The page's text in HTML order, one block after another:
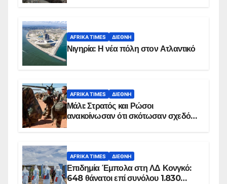
AFRIKA TIMES ΔΙΕΘΝΉ
Νιγηρία: Η νέα πόλη στον Ατλαντικό
AFRIKA TIMES ΔΙΕΘΝΉ
Μάλι: Στρατός και Ρώσοι
ανακοίνωσαν ότι σκότωσαν σχεδόν
AFRIKA TIMES ΔΙΕΘΝΉ
Επιδημία Έμπολα στη ΛΔ Κονγκό:
648 θάνατοι επί συνόλου 1.830